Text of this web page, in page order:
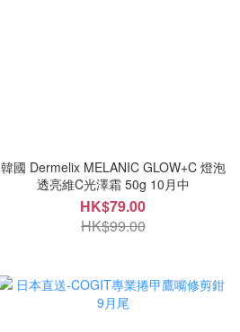
韓國 Dermelix MELANIC GLOW+C 燈泡
透亮維C光澤霜 50g 10月中
HK$79.00
HK$99.00